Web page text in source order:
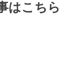
はこちら